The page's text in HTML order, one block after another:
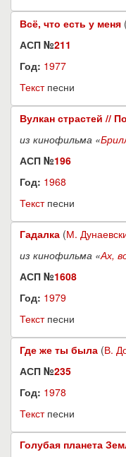
Всё, что есть у меня (
АСП №211
Год: 1977
Текстпесни
Вулкан страстей //
из кинофильма «
АСП №196
Год: 1968
Текстпесни
Гадалка (М.
из кинофильма «Ах,
АСП №1608
Год: 1979
Текстпесни
Где же ты была (В.
АСП №235
Год: 1978
Текстпесни
Голубая планета